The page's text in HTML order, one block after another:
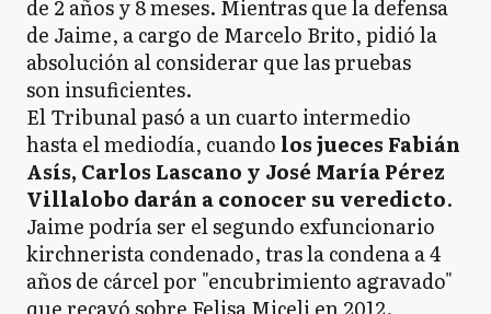
de 2 años y 8 meses. Mientras que la defensa
de Jaime, a cargo de Marcelo Brito, pidió la
absolución al considerar que las pruebas
son insuficientes.
El Tribunal pasó a un cuarto intermedio
hasta el mediodía, cuando los jueces Fabián
Asís, Carlos Lascano y José María Pérez
Villalobo darán a conocer su veredicto.
Jaime podría ser el segundo exfuncionario
kirchnerista condenado, tras la condena a 4
años de cárcel por "encubrimiento agravado"
que recayó sobre Felisa Miceli en 2012.